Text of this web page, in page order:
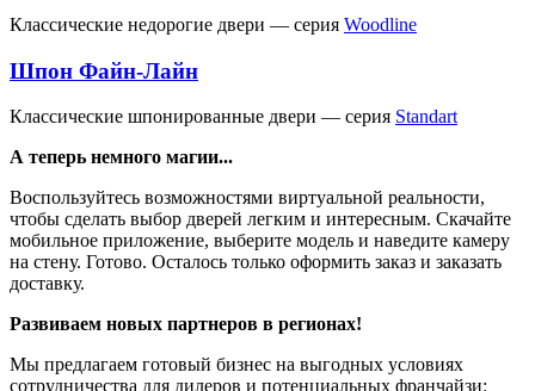
Классические недорогие двери — серия Woodline
Шпон Файн-Лайн
Классические шпонированные двери — серия Standart
А теперь немного магии...
Воспользуйтесь возможностями виртуальной реальности,
чтобы сделать выбор дверей легким и интересным. Скачайте
мобильное приложение, выберите модель и наведите камеру
на стену. Готово. Осталось только оформить заказ и заказать
доставку.
Развиваем новых партнеров в регионах!
Мы предлагаем готовый бизнес на выгодных условиях
сотрудничества для дилеров и потенциальных франчайзи: